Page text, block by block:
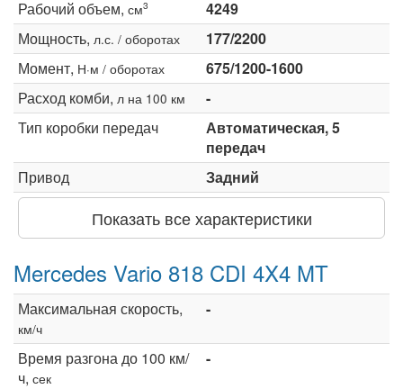
Рабочий объем, см3
4249
Мощность, л.с. / оборотах
177/2200
Момент, Н·м / оборотах
675/1200-1600
Расход комби, л на 100 км
-
Тип коробки передач
Автоматическая, 5
передач
Привод
Задний
Показать все характеристики
Mercedes Vario 818 CDI 4X4 MT
Максимальная скорость,
км/ч
-
Время разгона до 100 км/
ч, сек
-